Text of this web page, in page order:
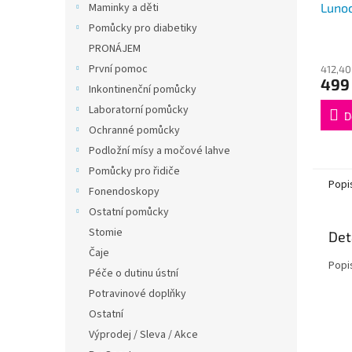
Maminky a děti
Pomůcky pro diabetiky
PRONÁJEM
První pomoc
Inkontinenční pomůcky
Laboratorní pomůcky
Ochranné pomůcky
Podložní mísy a močové lahve
Pomůcky pro řidiče
Fonendoskopy
Ostatní pomůcky
Stomie
Čaje
Péče o dutinu ústní
Potravinové doplňky
Ostatní
Výprodej / Sleva / Akce
499